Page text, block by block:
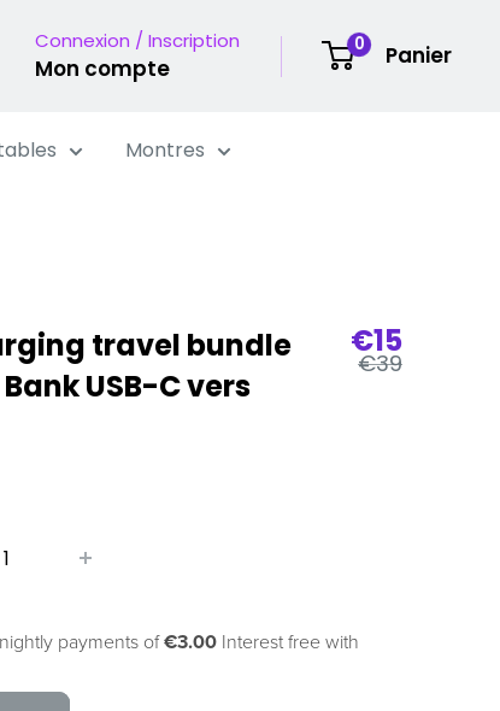
Connexion / Inscription
Mon compte
0 Panier
Montres
travel bundle
USB-C vers
Prix
de
€15
Prix
€39
payments of€3.00 Interest free with